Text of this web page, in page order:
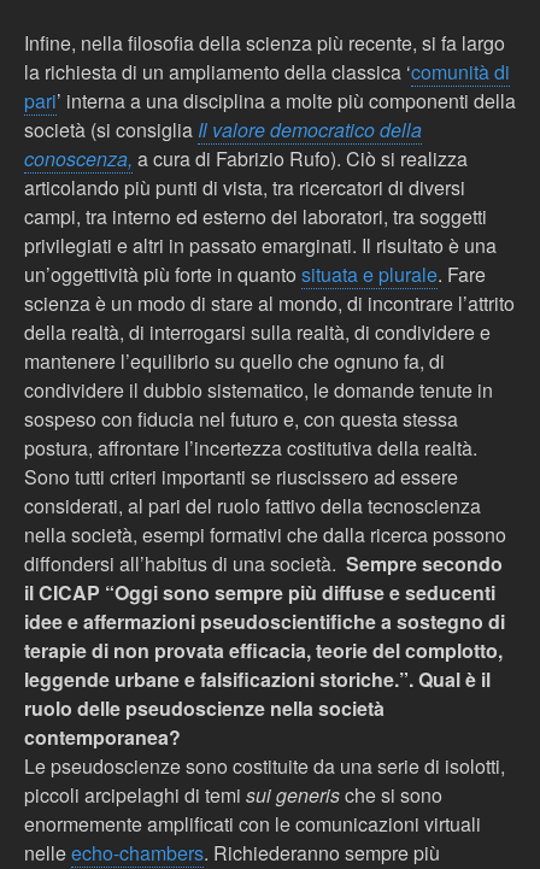
Infine, nella filosofia della scienza più recente, si fa largo
la richiesta di un ampliamento della classica ‘comunità di
pari’ interna a una disciplina a molte più componenti della
società (si consiglia Il valore democratico della
conoscenza, a cura di Fabrizio Rufo). Ciò si realizza
articolando più punti di vista, tra ricercatori di diversi
campi, tra interno ed esterno dei laboratori, tra soggetti
privilegiati e altri in passato emarginati. Il risultato è una
un’oggettività più forte in quanto situata e plurale. Fare
scienza è un modo di stare al mondo, di incontrare l’attrito
della realtà, di interrogarsi sulla realtà, di condividere e
mantenere l’equilibrio su quello che ognuno fa, di
condividere il dubbio sistematico, le domande tenute in
sospeso con fiducia nel futuro e, con questa stessa
postura, affrontare l’incertezza costitutiva della realtà.
Sono tutti criteri importanti se riuscissero ad essere
considerati, al pari del ruolo fattivo della tecnoscienza
nella società, esempi formativi che dalla ricerca possono
diffondersi all’habitus di una società. Sempre secondo
il CICAP “Oggi sono sempre più diffuse e seducenti
idee e affermazioni pseudoscientifiche a sostegno di
terapie di non provata efficacia, teorie del complotto,
leggende urbane e falsificazioni storiche.”. Qual è il
ruolo delle pseudoscienze nella società
contemporanea?
Le pseudoscienze sono costituite da una serie di isolotti,
piccoli arcipelaghi di temi sui generische si sono
enormemente amplificati con le comunicazioni virtuali
nelleecho-chambers. Richiederanno sempre più